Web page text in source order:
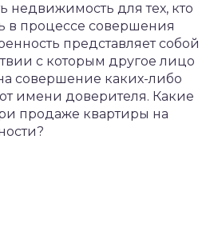
недвижимость для тех, кто
в процессе совершения
представляет собой
с которым другое лицо
совершение каких-либо
имени доверителя. Какие
продаже квартиры на